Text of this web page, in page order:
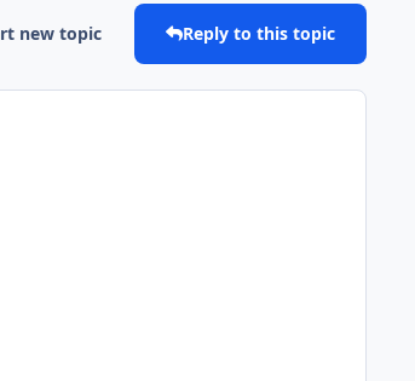
new topic Reply to this topic